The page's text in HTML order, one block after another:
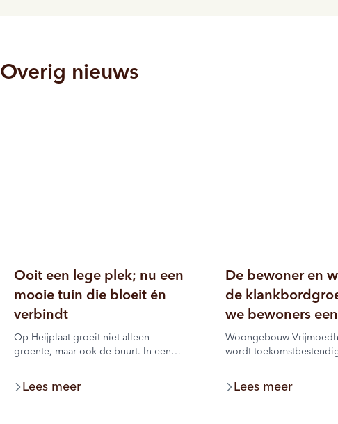
Overig nieuws
Ooit een lege plek; nu een
mooie tuin die bloeit én
verbindt
Op Heijplaat groeit niet alleen
groente, maar ook de buurt. In een
Vestastraat werken de bewoners al
jaren samen aan een groene plek waar
Lees meer
De bewoner en
de
we bewoners
Woongebouw
wordt
zelfstandig kunnen
en met begin 2027 vindt
Lees meer